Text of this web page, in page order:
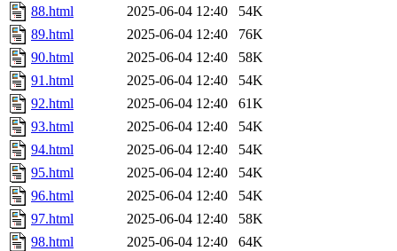
88.html
2025-06-04 12:40
54K
89.html
2025-06-04 12:40
76K
90.html
2025-06-04 12:40
58K
91.html
2025-06-04 12:40
54K
92.html
2025-06-04 12:40
61K
93.html
2025-06-04 12:40
54K
94.html
2025-06-04 12:40
54K
95.html
2025-06-04 12:40
54K
96.html
2025-06-04 12:40
54K
97.html
2025-06-04 12:40
58K
98.html
2025-06-04 12:40
64K